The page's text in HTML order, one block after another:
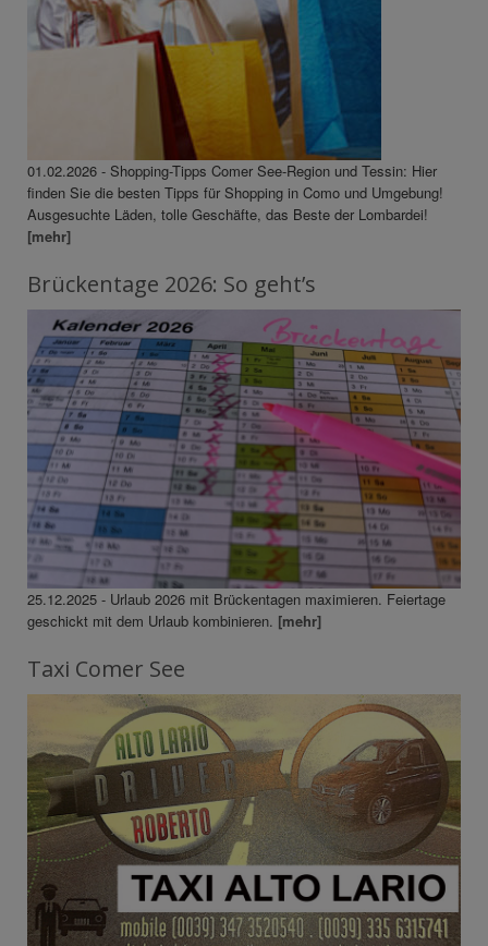
01.02.2026 - Shopping-Tipps Comer See-Region und Tessin: Hier
finden Sie die besten Tipps für Shopping in Como und Umgebung!
Ausgesuchte Läden, tolle Geschäfte, das Beste der Lombardei!
[mehr]
Brückentage 2026: So geht’s
25.12.2025 - Urlaub 2026 mit Brückentagen maximieren. Feiertage
geschickt mit dem Urlaub kombinieren. [mehr]
Taxi Comer See